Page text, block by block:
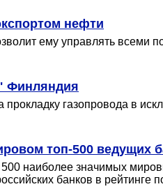
нефти
ему управлять
Финляндия
газопровода в
топ-500 ведущих
наиболее значимых
банков в